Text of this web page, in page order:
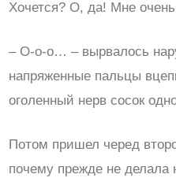
Хочется? О, да! Мне
– О-о-о… – вырвалось
напряженные пальцы
оголенный нерв сосок
Потом пришел черед
почему прежде не делала